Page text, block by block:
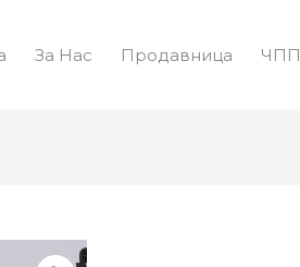
За Нас Продавница ЧПП